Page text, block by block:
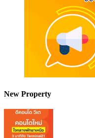
New Property